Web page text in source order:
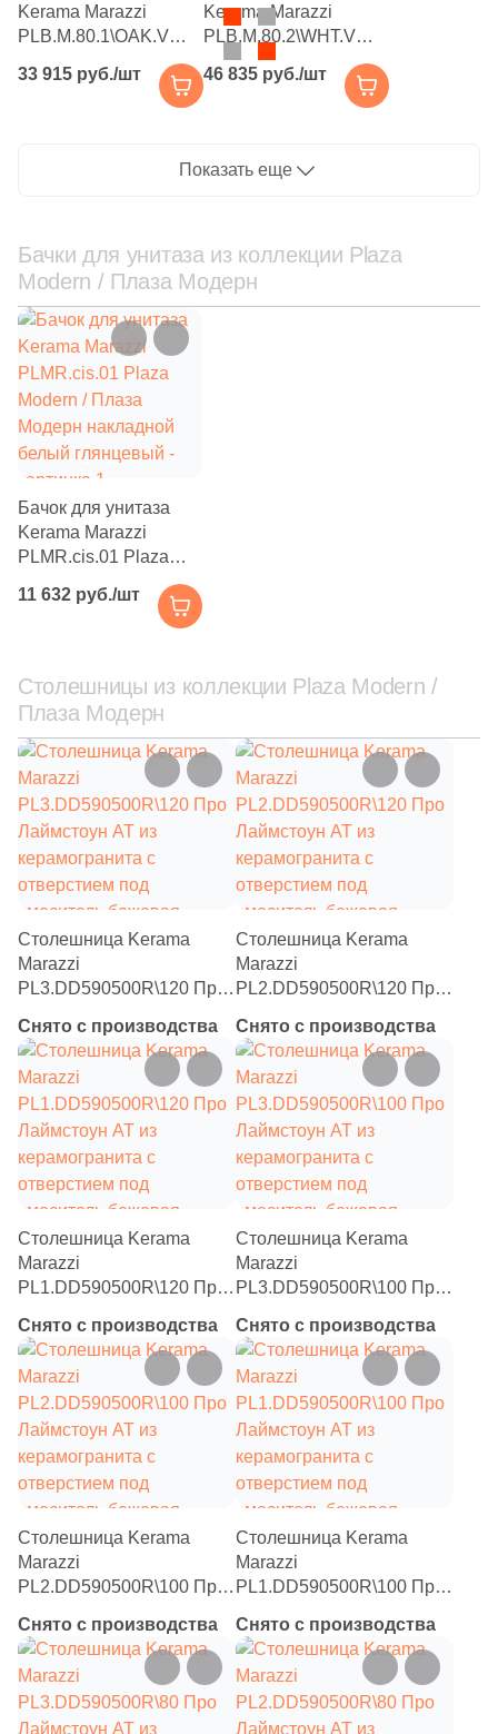
Kerama Marazzi
PLB.M.80.1\OAK.V
Plaza Modern / Плаза
Модерн подвесная 80
1 ящик и открытая
33 915 руб./шт
Kerama Marazzi
PLB.M.80.2\WHT.V
Plaza Modern / Плаза
Модерн подвесная 80
2 ящика 46.6x77.9,
46 835 руб./шт
Показать еще
Бачки для унитаза из коллекции Plaza
Modern / Плаза Модерн
Бачок для унитаза
Kerama Marazzi
PLMR.cis.01 Plaza
Модерн накладной
11 632 руб./шт
Столешницы из коллекции Plaza Modern /
Плаза Модерн
Столешница Kerama
Marazzi
PL3.DD590500R\120 Про
керамогранита с
отверстием под
смеситель бежевая
темная (для раковин,
встраиваемых снизу)
Снято с производства
Столешница Kerama
Marazzi
PL2.DD590500R\120 Про
керамогранита с
отверстием под
смеситель бежевая
темная (для раковин,
встраиваемых сверху)
Снято с производства
Столешница Kerama
Marazzi
PL1.DD590500R\120 Про
керамогранита с
отверстием под
смеситель бежевая
темная (для накладных
раковин)
Снято с производства
Столешница Kerama
Marazzi
PL3.DD590500R\100 Про
керамогранита с
отверстием под
смеситель бежевая
темная (для раковин,
встраиваемых снизу)
Снято с производства
Столешница Kerama
Marazzi
PL2.DD590500R\100 Про
керамогранита с
отверстием под
смеситель бежевая
темная (для раковин,
Снято с производства
Столешница Kerama
Marazzi
PL1.DD590500R\100 Про
керамогранита с
отверстием под
смеситель бежевая
темная (для накладных
Снято с производства